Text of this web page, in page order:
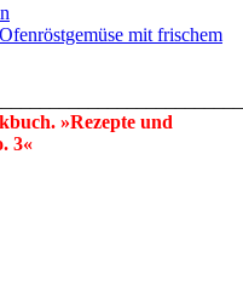
mit frischem
»Rezepte und
3«